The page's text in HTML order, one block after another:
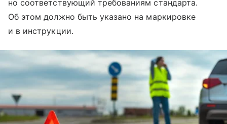
но соответствующий требованиям стандарта.
Об этом должно быть указано на маркировке
и в инструкции.